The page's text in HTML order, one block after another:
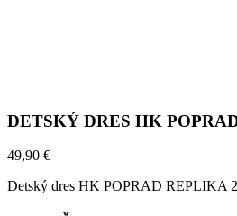
DETSKÝ DRES HK
49,90 €
Detský dres HK POPRAD REPLIKA